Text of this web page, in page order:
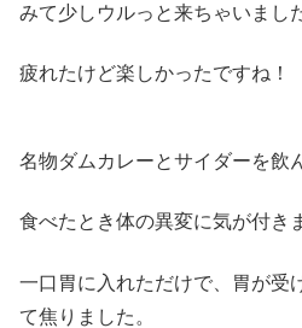
みて少しウルっと来ちゃいまし
疲れたけど楽しかったですね！
名物ダムカレーとサイダーを飲
食べたとき体の異変に気が付き
一口胃に入れただけで、胃が受
て焦りました。